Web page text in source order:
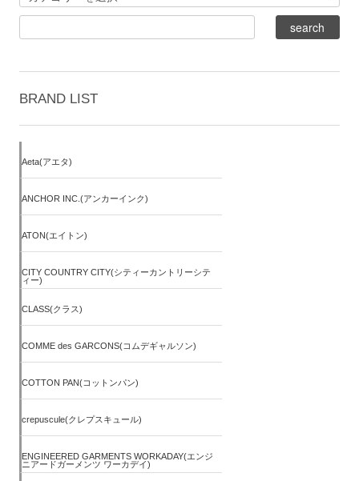
BRAND LIST
Aeta(アエタ)
ANCHOR INC.(アンカーインク)
ATON(エイトン)
CITY COUNTRY CITY(シティーカントリーシテ
ィー)
CLASS(クラス)
COMME des GARCONS(コムデギャルソン)
COTTON PAN(コットンパン)
crepuscule(クレプスキュール)
ENGINEERED GARMENTS WORKADAY(エンジ
ニアードガーメンツ ワーカデイ)